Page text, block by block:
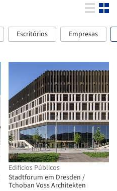
Escritórios Empresas
Edificios Públicos
Stadtforum em Dresden /
Tchoban Voss Architekten